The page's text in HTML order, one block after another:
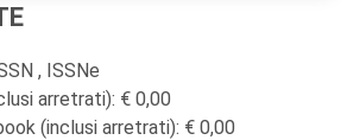
, ISSNe
arretrati): € 0,00
(inclusi arretrati): € 0,00